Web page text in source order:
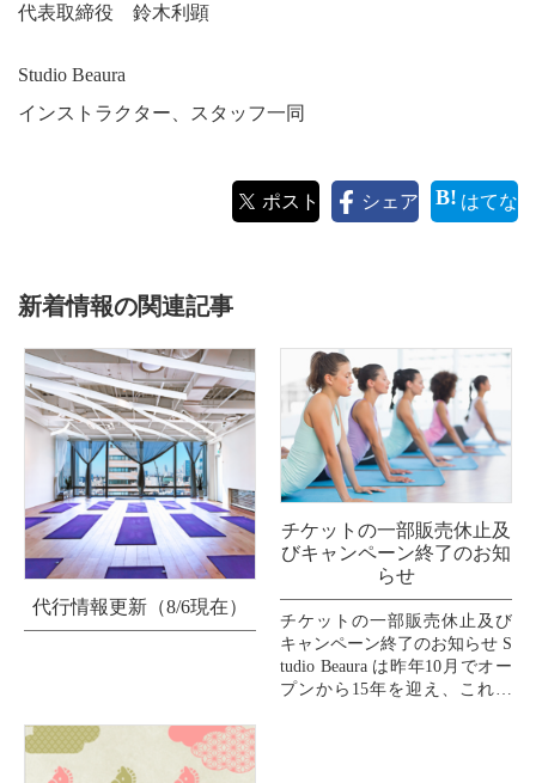
代表取締役 鈴木利顕
Studio Beaura
インストラクター、スタッフ一同
ポスト シェア はてな
新着情報の関連記事
代行情報更新（8/6現在）
チケットの一部販売休止及
びキャンペーン終了のお知
らせ
チケットの一部販売休止及び
キャンペーン終了のお知らせ S
tudio Beaura は昨年10月でオー
プンから15年を迎え、これま